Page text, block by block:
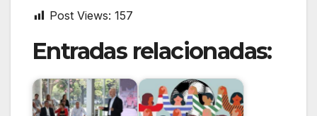
Post Views: 157
Entradas relacionadas: